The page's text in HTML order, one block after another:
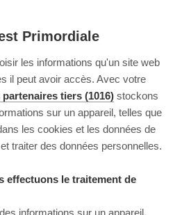
Primordiale
les informations qu'un site web
il peut avoir accès. Avec votre
partenaires tiers (1016) stockons
sur un appareil, telles que
les cookies et les données de
traiter des données personnelles.
effectuons le traitement de